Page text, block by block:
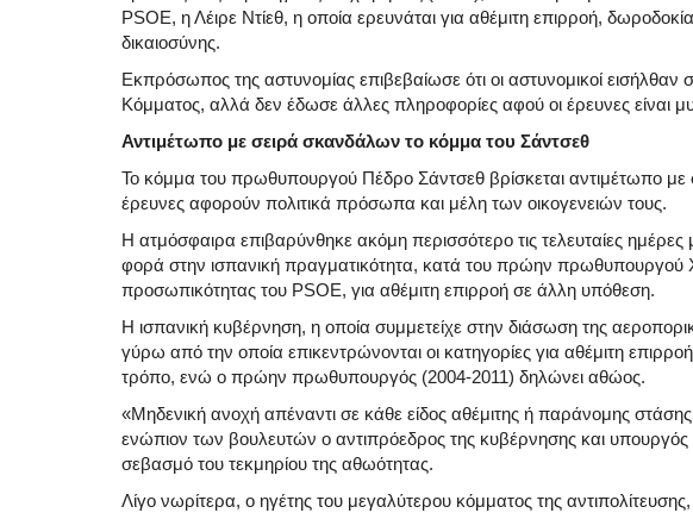
PSOE, η Λέιρε Ντίεθ, η οποία ερευνάται για αθέμιτη επιρροή,
δικαιοσύνης.
Εκπρόσωπος της αστυνομίας επιβεβαίωσε ότι οι αστυνομικοί εισήλθαν
Κόμματος, αλλά δεν έδωσε άλλες πληροφορίες αφού οι έρευνες είναι
Αντιμέτωπο με σειρά σκανδάλων το κόμμα του Σάντσεθ
Το κόμμα του πρωθυπουργού Πέδρο Σάντσεθ βρίσκεται αντιμέτωπο με
έρευνες αφορούν πολιτικά πρόσωπα και μέλη των οικογενειών τους.
Η ατμόσφαιρα επιβαρύνθηκε ακόμη περισσότερο τις τελευταίες
φορά στην ισπανική πραγματικότητα, κατά του πρώην πρωθυπουργού
προσωπικότητας του PSOE, για αθέμιτη επιρροή σε άλλη υπόθεση.
Η ισπανική κυβέρνηση, η οποία συμμετείχε στην διάσωση της
γύρω από την οποία επικεντρώνονται οι κατηγορίες για αθέμιτη
τρόπο, ενώ ο πρώην πρωθυπουργός (2004-2011) δηλώνει αθώος.
«Μηδενική ανοχή απέναντι σε κάθε είδος αθέμιτης ή παράνομης
ενώπιον των βουλευτών ο αντιπρόεδρος της κυβέρνησης και
σεβασμό του τεκμηρίου της αθωότητας.
Λίγο νωρίτερα, ο ηγέτης του μεγαλύτερου κόμματος της